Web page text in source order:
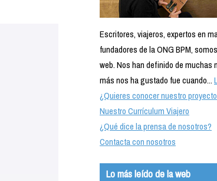
Escritores, viajeros, expertos en
fundadores de la ONG BPM,
web. Nos han definido de muchas
más nos ha gustado fue cuando...
¿Quieres conocer nuestro
Nuestro Currículum Viajero
¿Qué dice la prensa de nosotros?
Contacta con nosotros
Lo más leído de la web